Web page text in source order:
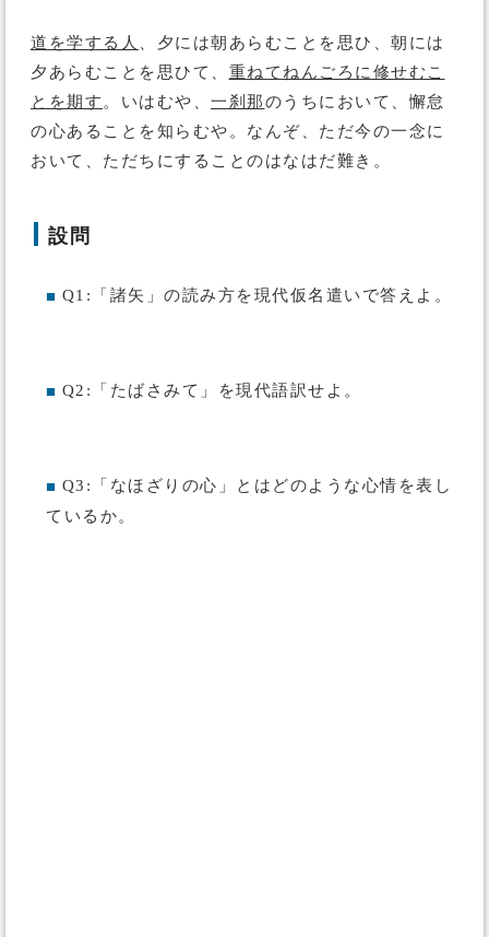
道を学する人
、夕には朝あらむことを思ひ、朝には
夕あらむことを思ひて、 重ねてねんごろに修せむこ
とを期す 。いはむや、 一刹那のうちにおいて、懈怠
の心あることを知らむや。なんぞ、ただ今の一念に
おいて、ただちにすることのはなはだ難き。
設問
■ Q1:「諸矢」の読み方を現代仮名遣いで答えよ。
■ Q2:「たばさみて」を現代語訳せよ。
■ Q3:「なほざりの心」とはどのような心情を表し
ているか。